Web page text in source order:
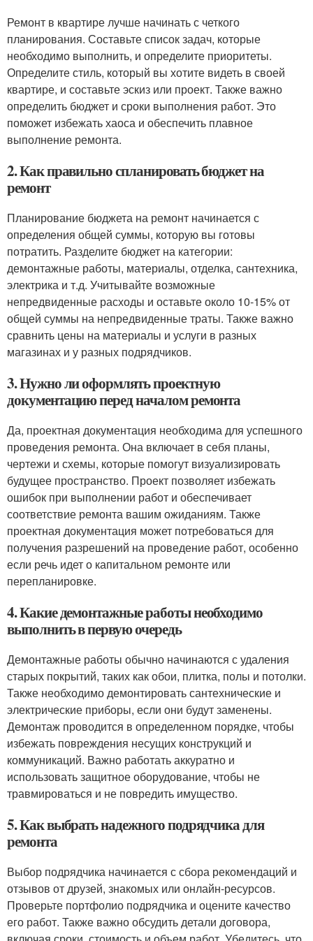
Ремонт в квартире лучше начинать с четкого
планирования. Составьте список задач, которые
необходимо выполнить, и определите приоритеты.
Определите стиль, который вы хотите видеть в своей
квартире, и составьте эскиз или проект. Также важно
определить бюджет и сроки выполнения работ. Это
поможет избежать хаоса и обеспечить плавное
выполнение ремонта.
2. Как правильно спланировать бюджет на
ремонт
Планирование бюджета на ремонт начинается с
определения общей суммы, которую вы готовы
потратить. Разделите бюджет на категории:
демонтажные работы, материалы, отделка, сантехника,
электрика и т.д. Учитывайте возможные
непредвиденные расходы и оставьте около 10-15% от
общей суммы на непредвиденные траты. Также важно
сравнить цены на материалы и услуги в разных
магазинах и у разных подрядчиков.
3. Нужно ли оформлять проектную
документацию перед началом ремонта
Да, проектная документация необходима для успешного
проведения ремонта. Она включает в себя планы,
чертежи и схемы, которые помогут визуализировать
будущее пространство. Проект позволяет избежать
ошибок при выполнении работ и обеспечивает
соответствие ремонта вашим ожиданиям. Также
проектная документация может потребоваться для
получения разрешений на проведение работ, особенно
если речь идет о капитальном ремонте или
перепланировке.
4. Какие демонтажные работы необходимо
выполнить в первую очередь
Демонтажные работы обычно начинаются с удаления
старых покрытий, таких как обои, плитка, полы и потолки.
Также необходимо демонтировать сантехнические и
электрические приборы, если они будут заменены.
Демонтаж проводится в определенном порядке, чтобы
избежать повреждения несущих конструкций и
коммуникаций. Важно работать аккуратно и
использовать защитное оборудование, чтобы не
травмироваться и не повредить имущество.
5. Как выбрать надежного подрядчика для
ремонта
Выбор подрядчика начинается с сбора рекомендаций и
отзывов от друзей, знакомых или онлайн-ресурсов.
Проверьте портфолио подрядчика и оцените качество
его работ. Также важно обсудить детали договора,